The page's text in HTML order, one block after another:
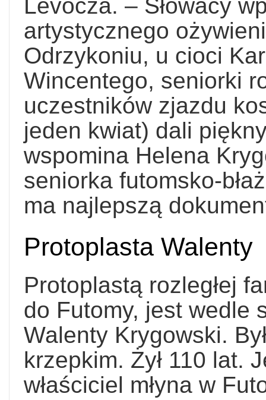
Levocza. – Słowacy
artystycznego
Odrzykoniu, u cioci
Wincentego, seniorki
uczestników zjazdu
jeden kwiat) dali
wspomina Helena
seniorka futomsko-
ma najlepszą
Protoplasta Walenty
Protoplastą rozległej
do Futomy, jest wedle
Walenty Krygowski.
krzepkim. Żył 110 lat.
właściciel młyna w